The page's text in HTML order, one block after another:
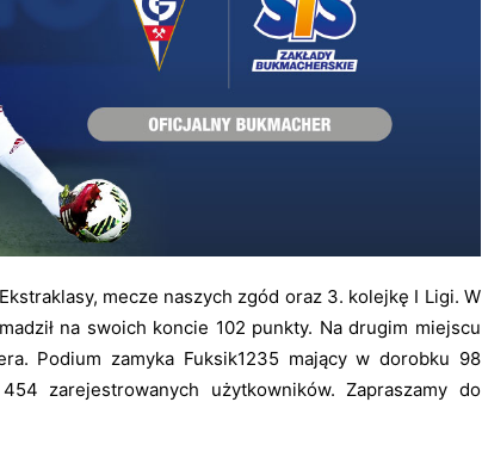
mecze naszych zgód oraz 3. kolejkę I Ligi. W
na swoich koncie 102 punkty. Na drugim miejscu
Podium zamyka Fuksik1235 mający w dorobku 98
zarejestrowanych użytkowników. Zapraszamy do